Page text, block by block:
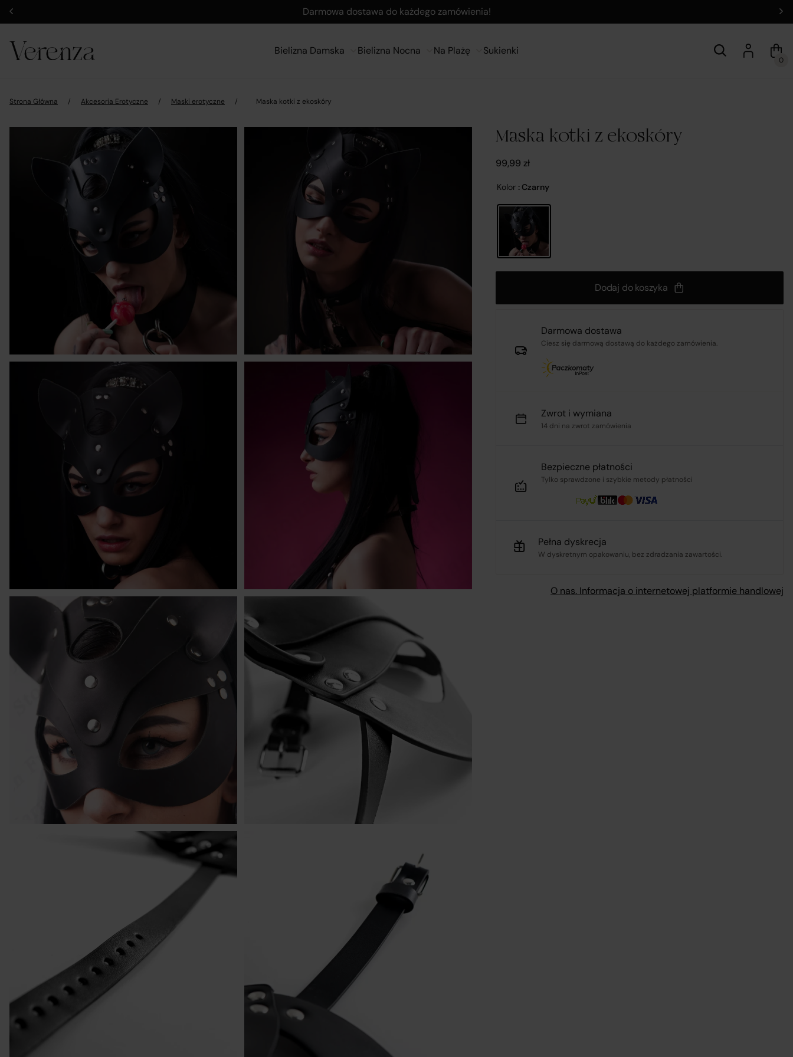
Darmowa dostawa do każdego zamówienia!
Bielizna Damska Bielizna Nocna Na Plażę Sukienki
0
Strona Główna / Akcesoria Erotyczne / Maski erotyczne / Maska kotki z ekoskóry
Maska kotki z ekoskóry
99,99 zł
Kolor : Czarny
Dodaj do koszyka
Darmowa dostawa
Ciesz się darmową dostawą do każdego zamówienia.
Zwrot i wymiana
14 dni na zwrot zamówienia
Bezpieczne płatności
Tylko sprawdzone i szybkie metody płatności
Pełna dyskrecja
W dyskretnym opakowaniu, bez zdradzania zawartości.
O nas. Informacja o internetowej platformie handlowej
Informacje o platformie handlowej
W wykonaniu obowiązków wynikających z
art. 12a ustawy z dnia
30 maja 2014 r. o prawach konsumenta (Dz.U. 2014 poz. 827, z
oraz mając na uwadze konieczność zachowania
transparentności względem konsumentów dokonujących
czynności cywilnoprawnych w postaci zawierania umów
sprzedaży na odległość, spółka
R&B COMMERCE SPÓŁKA Z
OGRANICZONĄ ODPOWIEDZIALNOŚCIĄ
1 MAJA 30A, 45-355 wpisana do Rejestru Przedsiębiorców
Krajowego Rejestru Sądowego pod numerem KRS: 0001182670,
posiadająca NIP: 7543380134 oraz REGON: 542188455, jako
podmiot prowadzący internetową platformę handlową
w rozumieniu art. 2 pkt 8 ustawy o prawach konsumenta,
Platforma Verenza.pl stanowi internetową platformę handlową,
której operatorem i usługodawcą w rozumieniu przepisów
ustawy o świadczeniu usług drogą elektroniczną jest spółka
R&B Commerce spółka z ograniczoną odpowiedzialnością,
działająca w charakterze pośrednika umożliwiającego
konsumentom zawieranie umów sprzedaży na odległość z
osobami trzecimi, tj. zewnętrznymi przedsiębiorcami,
niezależnymi od R&B Commerce spółka z ograniczoną
odpowiedzialnością, dalej jako „Sprzedawcy”.
Platforma Verenza.pl prowadzona jest przez R&B Commerce
spółka z ograniczoną odpowiedzialnością jako dostawcę
Umowy zawierane są pomiędzy konsumentami a zewnętrznymi
przedsiębiorcami (Sprzedawcami), którzy prezentują swoje
oferty handlowe za pośrednictwem platformy. Operator
Platformy – R&B Commerce spółka z ograniczoną
odpowiedzialnością. – nie jest stroną umowy sprzedaży
zawieranej z Klientem (konsumentem).
Sprzedawcami są niezależni przedsiębiorcy współpracujący z
operatorem Platformy i korzystający z niej w celu oferowania